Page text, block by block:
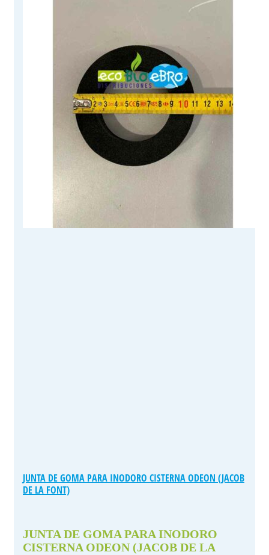
JUNTA DE GOMA PARA INODORO CISTERNA ODEON (JACOB
DE LA FONT)
JUNTA DE GOMA PARA INODORO
CISTERNA ODEON (JACOB DE LA